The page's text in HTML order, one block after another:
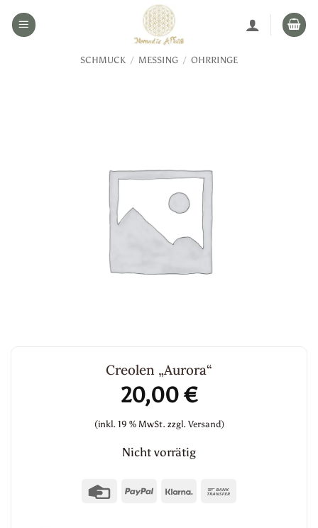
Inhalt
SCHMUCK / MESSING / OHRRINGE
Creolen „Aurora“
20,00€
(inkl. 19 % MwSt. zzgl. Versand)
Nicht vorrätig
Credit PayPal Klarna